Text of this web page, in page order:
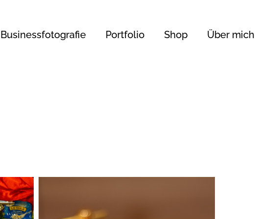
Businessfotografie Portfolio Shop Über mich